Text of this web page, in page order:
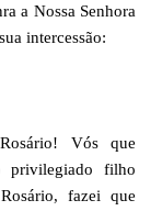
a Nossa Senhora
intercessão:
Vós que
privilegiado filho
fazei que